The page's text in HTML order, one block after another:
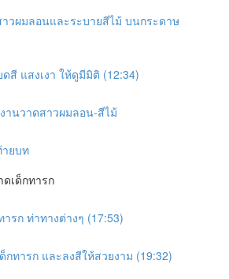
วผมลอนและระบายสีไม้ บนกระดาษ
ดสี แสงเงา ให้ดูมีมิติ (12:34)
านวาดสาวผมลอน-สีไม้
ยบท
ดเด็กทารก
ารก ท่าทางต่างๆ (17:53)
กทารก และลงสีให้สวยงาม (19:32)